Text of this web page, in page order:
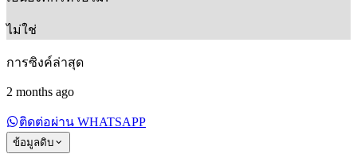
ไม่ใช่
การซิงค์ล่าสุด
2 months ago
ติดต่อผ่าน WHATSAPP
ข้อมูลดิบ